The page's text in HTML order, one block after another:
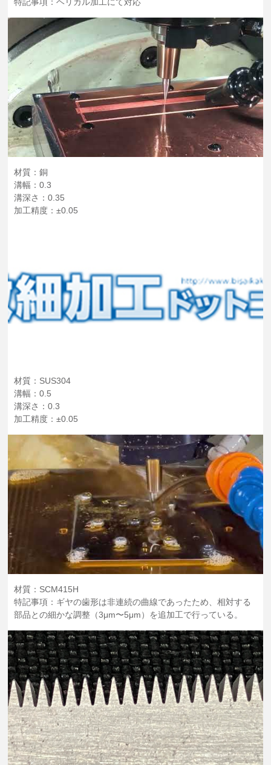
材質：銅
溝幅：0.3
溝深さ：0.35
加工精度：±0.05
材質：SUS304
溝幅：0.5
溝深さ：0.3
加工精度：±0.05
材質：SCM415H
特記事項：ギヤの歯形は非連続の曲線であったため、相対する
部品との細かな調整（3μm〜5μm）を追加工で行っている。